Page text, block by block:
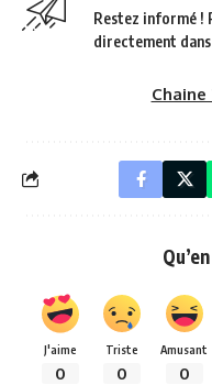
Restez informé !
directement
J'aime
0
Triste
0
Amusant
0